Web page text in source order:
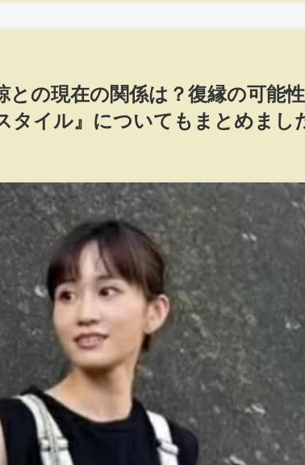
との現在の関係は？復縁の可能
タイル』についてもまとめまし